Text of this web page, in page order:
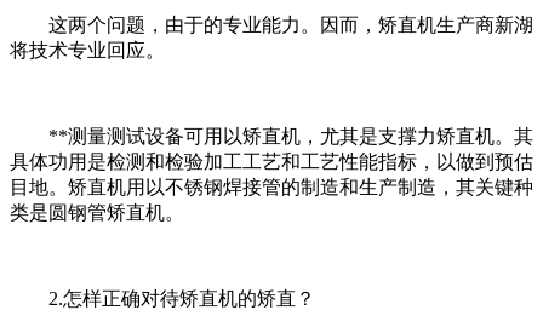
这两个问题，由于的专业能力。因而，矫直机生产商新湖
将技术专业回应。
**测量测试设备可用以矫直机，尤其是支撑力矫直机。其
具体功用是检测和检验加工工艺和工艺性能指标，以做到预估
目地。矫直机用以不锈钢焊接管的制造和生产制造，其关键种
类是圆钢管矫直机。
2.怎样正确对待矫直机的矫直？